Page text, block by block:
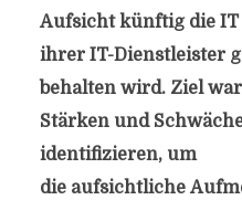
Aufsicht künftig die
ihrer IT-Dienstleister
behalten wird. Ziel
Stärken und
identifizieren, um
die aufsichtliche